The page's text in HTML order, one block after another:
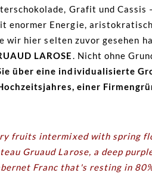
Grafit und Cassis
enormer Energie,
hier selten zuvor gesehen
LAROSE. Nicht ohne
über eine individualisierte
einer
fruits intermixed with spring
Gruaud Larose, a deep
Franc that's resting in